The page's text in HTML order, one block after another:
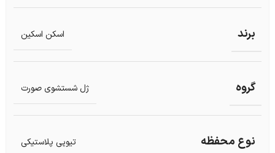
برند اسکن اسکین
گروه ژل شستشوی صورت
نوع محفظه تیوپی پلاستیکی